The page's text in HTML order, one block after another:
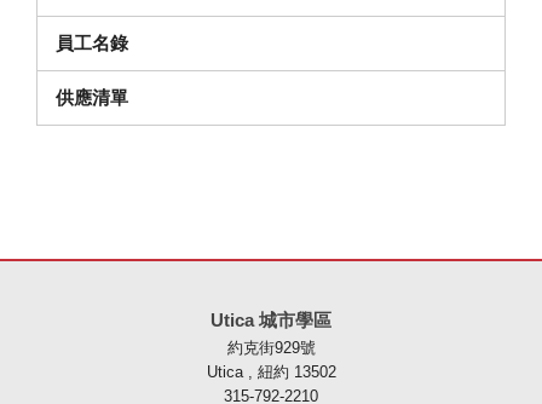
員工名錄
供應清單（在新視窗中打開）
Utica 城市學區
約克街929號
Utica , 紐約 13502
315-792-2210